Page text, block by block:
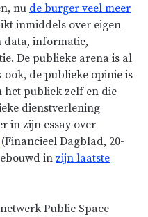
nu de burger veel meer
inmiddels over eigen
data, informatie,
De publieke arena is al
de publieke opinie is
het publiek zelf en die
dienstverlening
in zijn essay over
(Financieel Dagblad, 20-
in zijn laatste
Public Space